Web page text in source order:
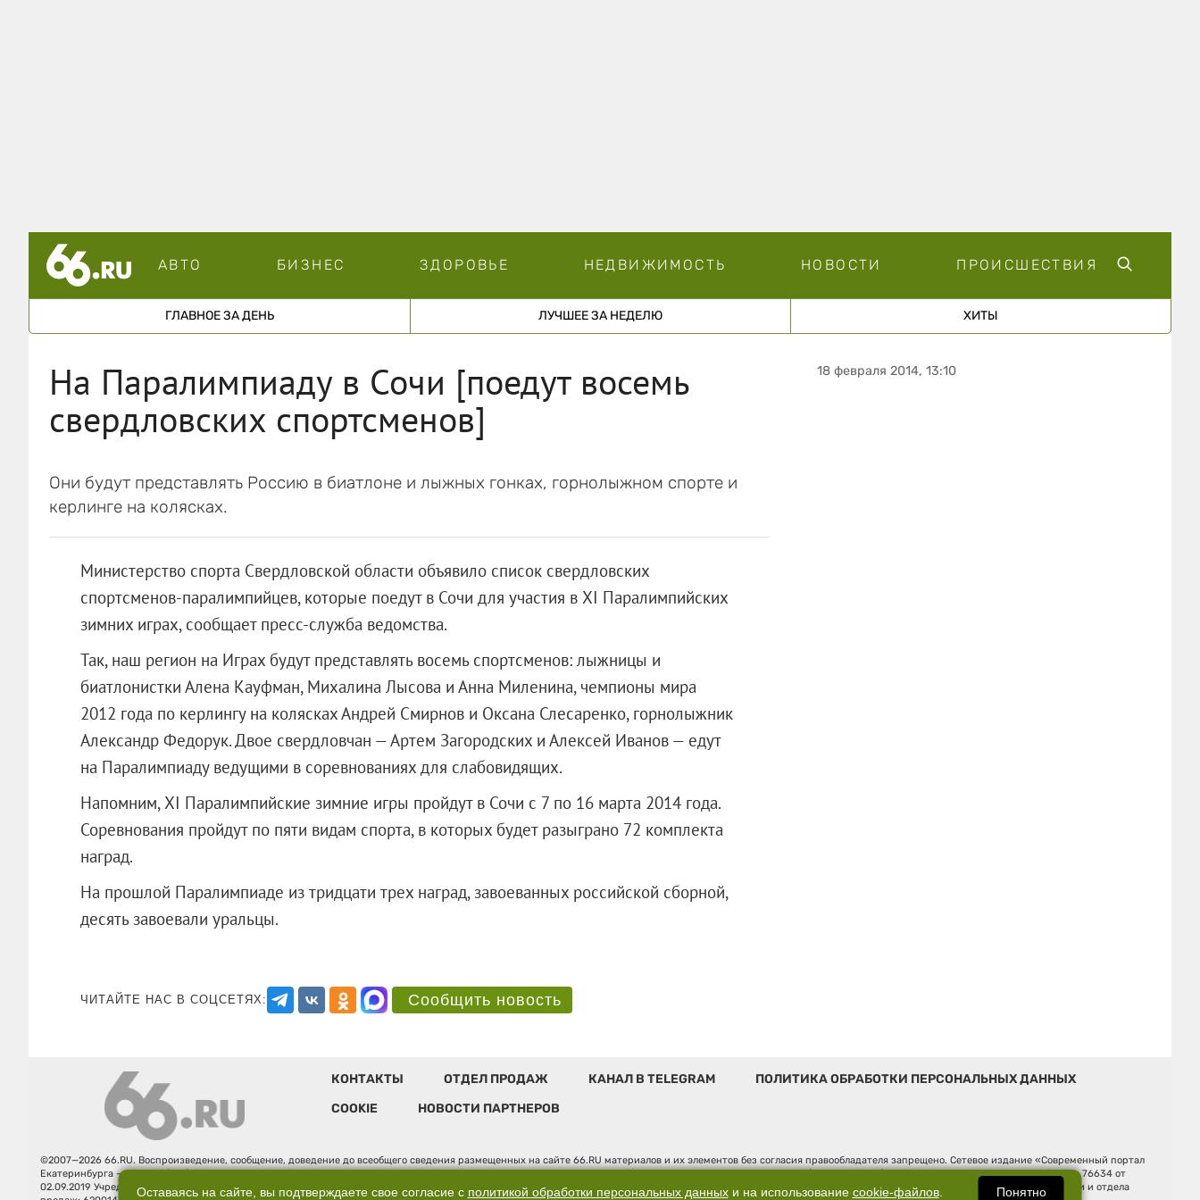
АВТО БИЗНЕС ЗДОРОВЬЕ НЕДВИЖИМОСТЬ НОВОСТИ ПРОИСШЕСТВИЯ
ГЛАВНОЕ ЗА ДЕНЬ ЛУЧШЕЕ ЗА НЕДЕЛЮ ХИТЫ
На Паралимпиаду в Сочи [поедут восемь
свердловских спортсменов]
Они будут представлять Россию в биатлоне и лыжных гонках, горнолыжном спорте и
керлинге на колясках.
Министерство спорта Свердловской области объявило список свердловских
спортсменов-паралимпийцев, которые поедут в Сочи для участия в XI Паралимпийских
зимних играх, сообщает пресс-служба ведомства.
Так, наш регион на Играх будут представлять восемь спортсменов: лыжницы и
биатлонистки Алена Кауфман, Михалина Лысова и Анна Миленина, чемпионы мира
2012 года по керлингу на колясках Андрей Смирнов и Оксана Слесаренко, горнолыжник
Александр Федорук. Двое свердловчан — Артем Загородских и Алексей Иванов — едут
на Паралимпиаду ведущими в соревнованиях для слабовидящих.
Напомним, XI Паралимпийские зимние игры пройдут в Сочи с 7 по 16 марта 2014 года.
Соревнования пройдут по пяти видам спорта, в которых будет разыграно 72 комплекта
наград.
На прошлой Паралимпиаде из тридцати трех наград, завоеванных российской сборной,
десять завоевали уральцы.
ЧИТАЙТЕ НАС В СОЦСЕТЯХ: Сообщить новость
18 февраля 2014, 13:10
КОНТАКТЫ ОТДЕЛ ПРОДАЖ КАНАЛ В TELEGRAM
ПОЛИТИКА ОБРАБОТКИ ПЕРСОНАЛЬНЫХ ДАННЫХ
COOKIE
НОВОСТИ ПАРТНЕРОВ
©2007—2026 66.RU. Воспроизведение, сообщение, доведение до всеобщего сведения размещенных на сайте 66.RU материалов и их элементов без согласия правообладателя запрещено. Сетевое издание «Современный портал
Екатеринбурга — «66.ru» (18+) зарегистрировано Федеральной службой по надзору в сфере связи, информационных технологий и массовых коммуникаций (Роскомнадзор). Регистрационный номер ЭЛ № ФС 77 - 76634 от
02.09.2019 Учредитель: Общество с ограниченной ответственностью "66.ру". Юридический адрес: 620014, Свердловская обл., г. Екатеринбург, ул. Бориса Ельцина, строение 3, оф. 7015 Фактический адрес редакции и отдела
Оставаясь на сайте, вы подтверждаете свое согласие с политикой обработки персональных данныхи на использование cookie-файлов. Понятно